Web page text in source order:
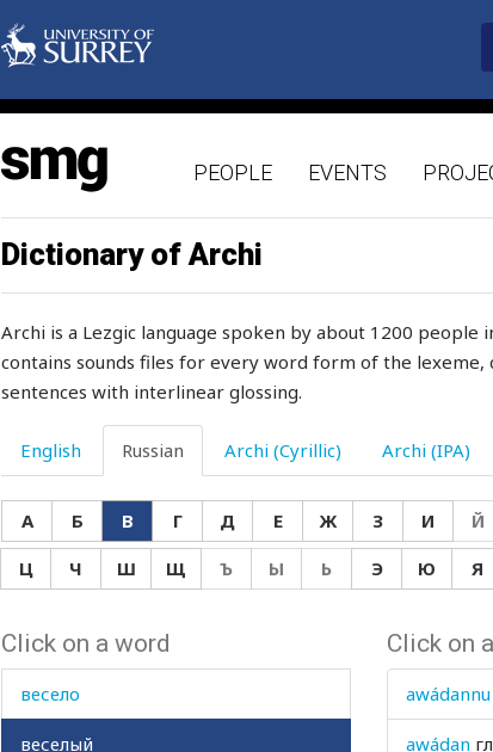
PEOPLE EVENTS
Dictionary of Archi
Archi is a Lezgic language spoken by about 1200
contains sounds files for every word form of the
sentences with interlinear glossing.
English Russian Archi (Cyrillic) Archi (IPA)
А Б В Г Д Е Ж З И Й
Ц
Ч Ш Щ Ъ Ы Ь Э Ю Я
Click on a word
веранда
веревка
веретено
верить
верный
вероятность
вертушка
верх
вершина
вес
веселиться
весело
веселый
Click on
awádannu
awádan